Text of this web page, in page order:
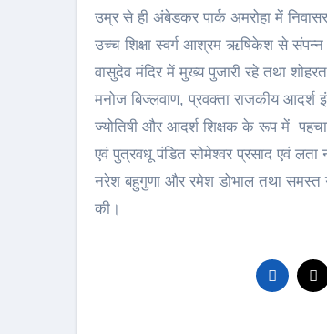
उम्र से ही अंबेडकर पार्क अमरोहा में
उच्च शिक्षा स्वर्ग आश्रम ऋषिकेश से
वासुदेव मंदिर में मुख्य पुजारी रहे तथा
मनोज बिज्लवाण, प्रवक्ता राजकीय
ज्योतिषी और आदर्श शिक्षक के रूप में
एवं पुत्रवधू पंडित सोमेश्वर प्रसाद एवं लता
नरेश बहुगुणा और रमेश डोभाल तथा समस्त
की।